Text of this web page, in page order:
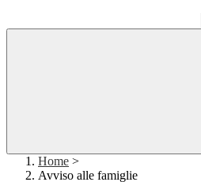
Home >
Avviso alle famiglie